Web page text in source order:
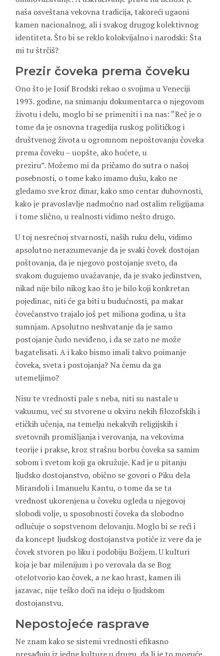
naša osveštana vekovna tradicija, takoreći ugaoni
kamen nacionalnog, ali i svakog drugog kolektivnog
identiteta. Što bi se reklo kolokvijalno i narodski: Šta
mi tu štrčiš?
Prezir čoveka prema čoveku
Ono što je Josif Brodski rekao o svojima u Veneciji
1993. godine, na snimanju dokumentarca o njegovom
životu i delu, moglo bi se primeniti i na nas: “Reč je o
tome da je osnovna tragedija ruskog političkog i
društvenog života u ogromnom nepoštovanju čoveka
prema čoveku – uopšte, ako hoćete, u
preziru”. Možemo mi da pričamo do sutra o našoj
posebnosti, o tome kako imamo dušu, kako ne
gledamo sve kroz dinar, kako smo centar duhovnosti,
kako je pravoslavlje nadmoćno nad ostalim religijama
i tome slično, u realnosti vidimo nešto drugo.
U toj nesrećnoj stvarnosti, naših ruku delu, vidimo
apsolutno nerazumevanje da je svaki čovek dostojan
poštovanja, da je njegovo postojanje sveto, da
svakom dugujemo uvažavanje, da je svako jedinstven,
nikad nije bilo nikog kao što je bilo koji konkretan
pojedinac, niti će ga biti u budućnosti, pa makar
čovečanstvo trajalo još pet miliona godina, u šta
sumnjam. Apsolutno neshvatanje da je samo
postojanje čudo neviđeno, i da se zato ne može
bagatelisati. A i kako bismo imali takvo poimanje
čoveka, sveta i postojanja? Na čemu da ga
utemeljimo?
Nisu te vrednosti pale s neba, niti su nastale u
vakuumu, već su stvorene u okviru nekih filozofskih i
etičkih učenja, na temelju nekakvih religijskih i
svetovnih promišljanja i verovanja, na vekovima
teorije i prakse, kroz strašnu borbu čoveka sa samim
sobom i svetom koji ga okružuje. Kad je u pitanju
ljudsko dostojanstvo, obično se govori o Piku dela
Mirandoli i Imanuelu Kantu, o tome da se ta
vrednost ukorenjena u čoveku ogleda u njegovoj
slobodi volje, u sposobnosti čoveka da slobodno
odlučuje o sopstvenom delovanju. Moglo bi se reći i
da koncept ljudskog dostojanstva potiče iz vere da je
čovek stvoren po liku i podobiju Božjem. U kulturi
koja je bar milenijum i po verovala da se Bog
otelotvorio kao čovek, a ne kao hrast, kamen ili
jazavac, nije teško doći na ideju o ljudskom
dostojanstvu.
Nepostojeće rasprave
Ne znam kako se sistemi vrednosti efikasno